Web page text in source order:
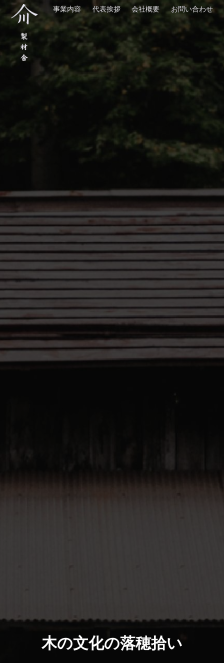
事業内容 代表挨拶 会社概要 お問い合わせ
木の文化の落穂拾い